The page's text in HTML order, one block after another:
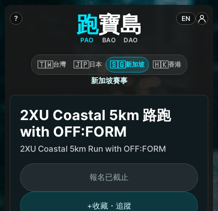
跑
PAO
寶
BAO
島
DAO
? EN
🇹🇼台灣 🇯🇵日本 🇸🇬新加坡 🇭🇰香港
新加坡賽事
2XU Coastal 5km 路跑
with OFF:FORM
2XU Coastal 5km Run with OFF:FORM
報名已截止
+收藏・追蹤